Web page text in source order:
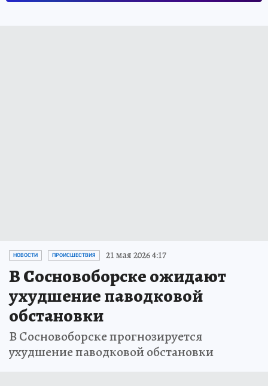
НОВОСТИ ПРОИСШЕСТВИЯ 21 мая 2026 4:17
В Сосновоборске ожидают
ухудшение паводковой
обстановки
В Сосновоборске прогнозируется
ухудшение паводковой обстановки